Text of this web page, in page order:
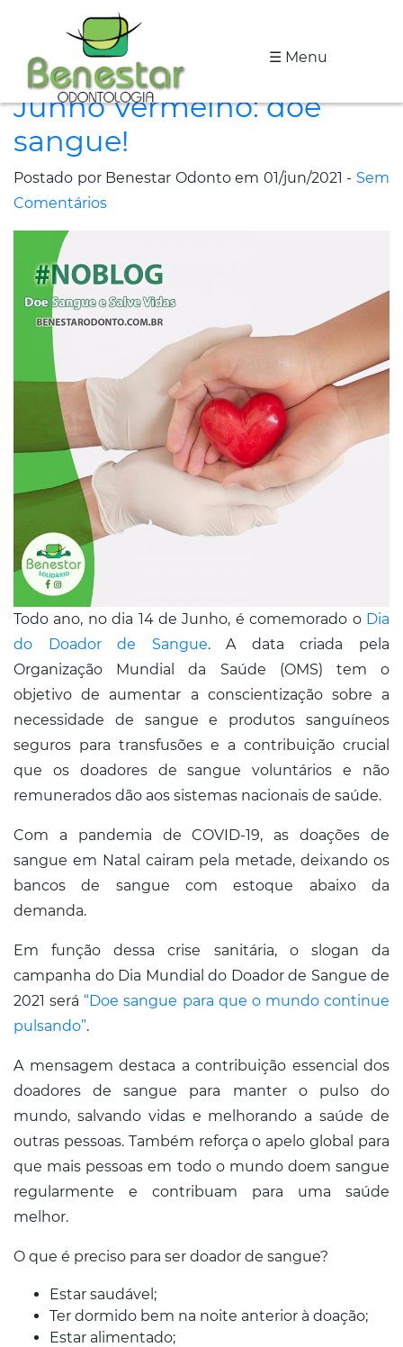
☰ Menu
A
Clínica
Especialidades
Tratamentos
Depoimentos
Dicas
de
Fale
Conosco
Junho Vermelho: doe
sangue!
Postado por Benestar Odonto em 01/jun/2021 - Sem
Comentários
Todo ano, no dia 14 de Junho, é comemorado o Dia
do Doador de Sangue. A data criada pela
Organização Mundial da Saúde (OMS) tem o
objetivo de aumentar a conscientização sobre a
necessidade de sangue e produtos sanguíneos
seguros para transfusões e a contribuição crucial
que os doadores de sangue voluntários e não
remunerados dão aos sistemas nacionais de saúde.
Com a pandemia de COVID-19, as doações de
sangue em Natal cairam pela metade, deixando os
bancos de sangue com estoque abaixo da
demanda.
Em função dessa crise sanitária, o slogan da
campanha do Dia Mundial do Doador de Sangue de
2021 será “Doe sangue para que o mundo continue
pulsando”.
A mensagem destaca a contribuição essencial dos
doadores de sangue para manter o pulso do
mundo, salvando vidas e melhorando a saúde de
outras pessoas. Também reforça o apelo global para
que mais pessoas em todo o mundo doem sangue
regularmente e contribuam para uma saúde
melhor.
O que é preciso para ser doador de sangue?
Estar saudável;
Ter dormido bem na noite anterior à doação;
Estar alimentado;